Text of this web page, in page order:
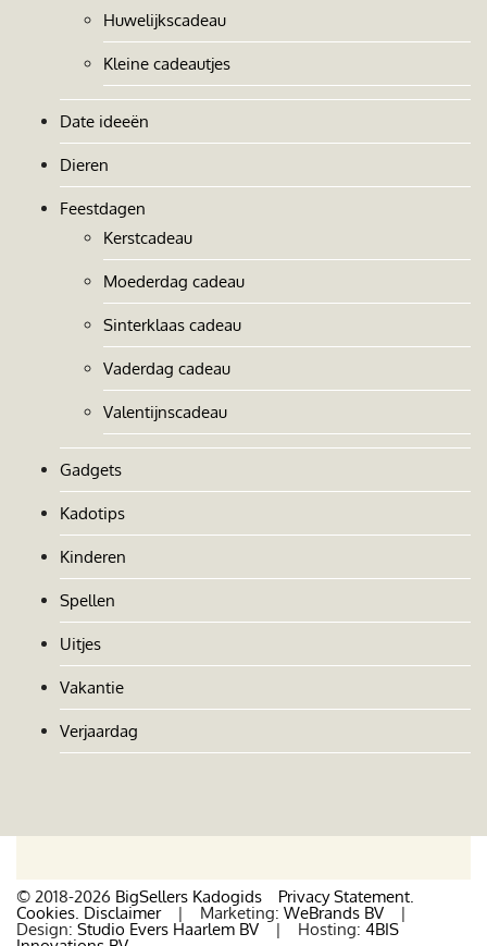
Huwelijkscadeau
Kleine cadeautjes
Date ideeën
Dieren
Feestdagen
Kerstcadeau
Moederdag cadeau
Sinterklaas cadeau
Vaderdag cadeau
Valentijnscadeau
Gadgets
Kadotips
Kinderen
Spellen
Uitjes
Vakantie
Verjaardag
© 2018-2026 BigSellers Kadogids Privacy Statement.
Cookies. Disclaimer| Marketing: WeBrands BV |
Design: Studio Evers Haarlem BV | Hosting: 4BIS